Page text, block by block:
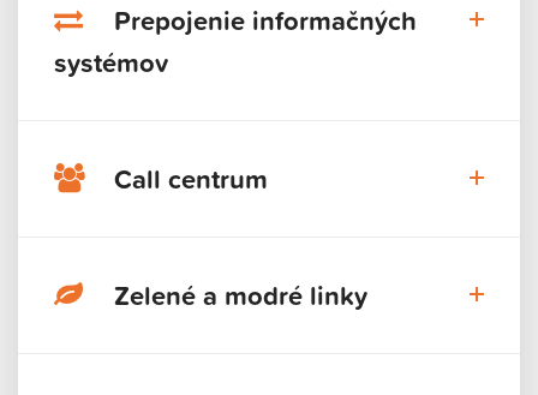
Prepojenie informačných
systémov
Call centrum
Zelené a modré linky